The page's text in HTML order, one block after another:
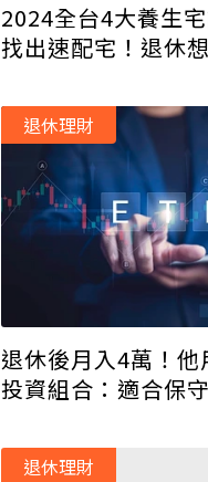
2024全台4大養生
找出速配宅！退休
退休後月入4萬！他
投資組合：適合保
退休理財
退休理財